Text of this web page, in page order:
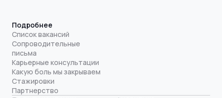
Подробнее
Список вакансий
Сопроводительные
письма
Карьерные консультации
Какую боль мы закрываем
Стажировки
Партнерство